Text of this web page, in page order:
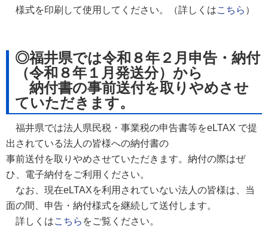
様式を印刷して使用してください。（詳しくはこちら ）
◎福井県では令和８年２月申告・納付
（令和８年１月発送分）から
納付書の事前送付を取りやめさせ
ていただきます。
福井県では法人県民税・事業税の申告書等をeLTAX で提
出されている法人の皆様への納付書の
事前送付を取りやめさせていただきます。納付の際はぜ
ひ、電子納付をご利用ください。
なお、現在eLTAXを利用されていない法人の皆様は、当
面の間、申告・納付様式を継続して送付します。
詳しくはこちら をご覧ください。